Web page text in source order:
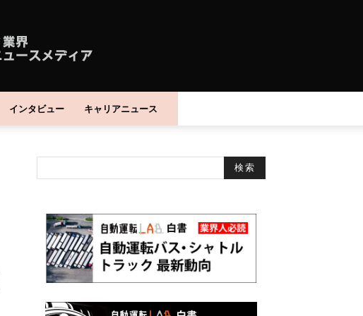
インタビュー キャリアニュース